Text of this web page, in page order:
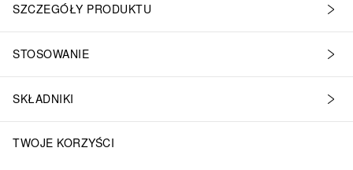
SZCZEGÓŁY PRODUKTU
STOSOWANIE
SKŁADNIKI
TWOJE KORZYŚCI